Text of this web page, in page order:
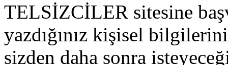
TELSİZCİLER sitesine
yazdığınız kişisel
sizden daha sonra